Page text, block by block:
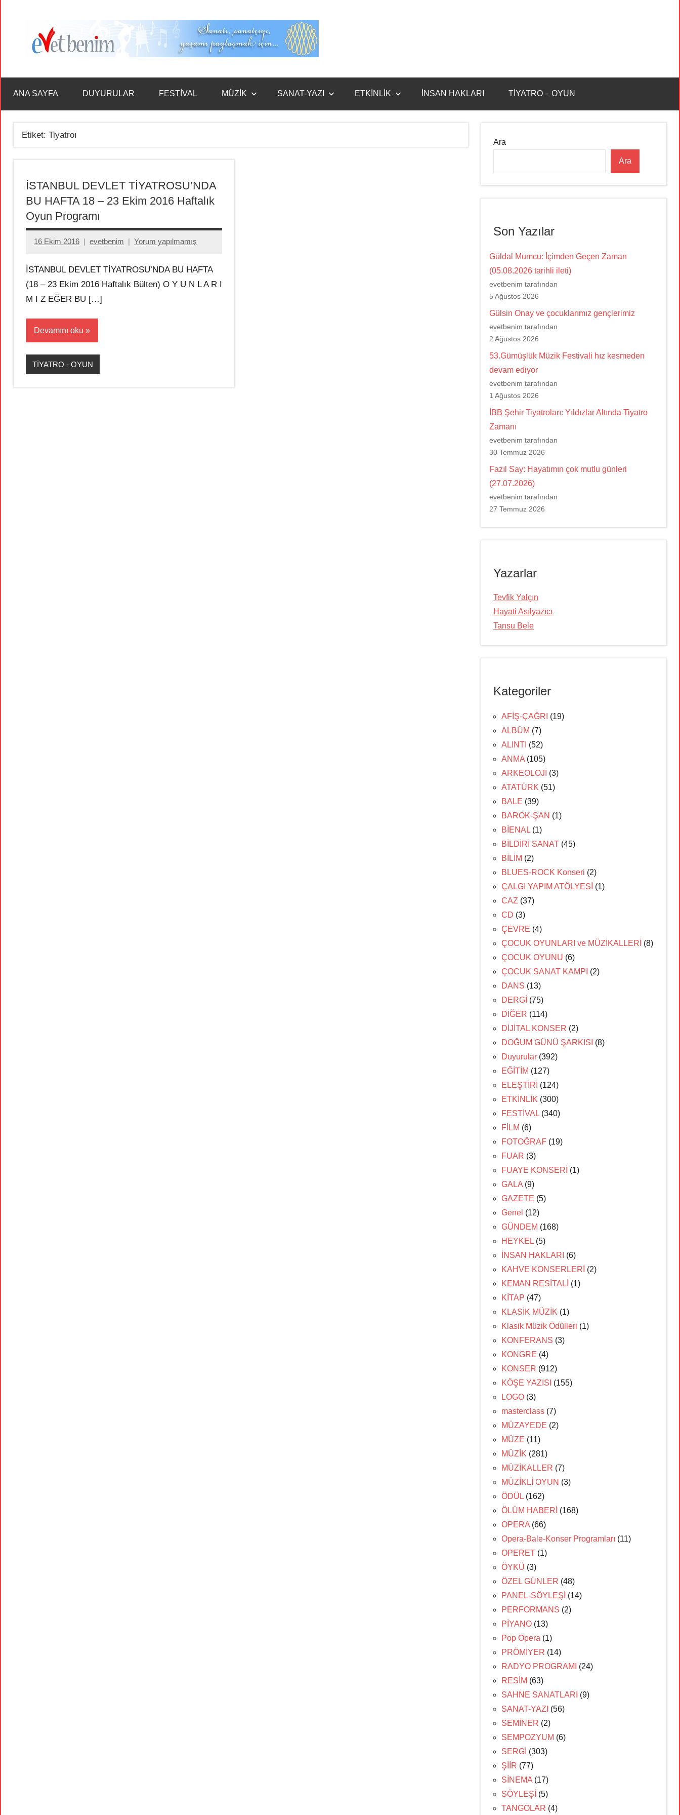
Benim
ANA SAYFA DUYURULAR FESTİVAL MÜZİK SANAT-YAZI ETKİNLİK İNSAN HAKLARI TİYATRO – OYUN
Etiket: Tiyatroı
İSTANBUL DEVLET TİYATROSU’NDA
BU HAFTA 18 – 23 Ekim 2016 Haftalık
Oyun Programı
16 Ekim 2016 evetbenim Yorum yapılmamış
İSTANBUL DEVLET TİYATROSU’NDA BU HAFTA
(18 – 23 Ekim 2016 Haftalık Bülten) O Y U N L A R I
M I Z EĞER BU […]
Devamını oku
TİYATRO - OYUN
Ara
Ara
Son Yazılar
Güldal Mumcu: İçimden Geçen Zaman
(05.08.2026 tarihli ileti)
evetbenim tarafından
5 Ağustos 2026
Gülsin Onay ve çocuklarımız gençlerimiz
evetbenim tarafından
2 Ağustos 2026
53.Gümüşlük Müzik Festivali hız kesmeden
devam ediyor
evetbenim tarafından
1 Ağustos 2026
İBB Şehir Tiyatroları: Yıldızlar Altında Tiyatro
Zamanı
evetbenim tarafından
30 Temmuz 2026
Fazıl Say: Hayatımın çok mutlu günleri
(27.07.2026)
evetbenim tarafından
27 Temmuz 2026
Yazarlar
Tevfik Yalçın
Hayati Asılyazıcı
Tansu Bele
Kategoriler
AFİŞ-ÇAĞRI (19)
ALBÜM (7)
ALINTI (52)
ANMA (105)
ARKEOLOJİ (3)
ATATÜRK (51)
BALE (39)
BAROK-ŞAN (1)
BİENAL (1)
BİLDİRİ SANAT (45)
BİLİM (2)
BLUES-ROCK Konseri (2)
ÇALGI YAPIM ATÖLYESİ (1)
CAZ (37)
CD (3)
ÇEVRE (4)
ÇOCUK OYUNLARI ve MÜZİKALLERİ (8)
ÇOCUK OYUNU (6)
ÇOCUK SANAT KAMPI (2)
DANS (13)
DERGİ (75)
DİĞER (114)
DİJİTAL KONSER (2)
DOĞUM GÜNÜ ŞARKISI (8)
Duyurular (392)
EĞİTİM (127)
ELEŞTİRİ (124)
ETKİNLİK (300)
FESTİVAL (340)
FİLM (6)
FOTOĞRAF (19)
FUAR (3)
FUAYE KONSERİ (1)
GALA (9)
GAZETE (5)
Genel (12)
GÜNDEM (168)
HEYKEL (5)
İNSAN HAKLARI (6)
KAHVE KONSERLERİ (2)
KEMAN RESİTALİ (1)
KİTAP (47)
KLASİK MÜZİK (1)
Klasik Müzik Ödülleri (1)
KONFERANS (3)
KONGRE (4)
KONSER (912)
KÖŞE YAZISI (155)
LOGO (3)
masterclass (7)
MÜZAYEDE (2)
MÜZE (11)
MÜZİK (281)
MÜZİKALLER (7)
MÜZİKLİ OYUN (3)
ÖDÜL (162)
ÖLÜM HABERİ (168)
OPERA (66)
Opera-Bale-Konser Programları (11)
OPERET (1)
ÖYKÜ (3)
ÖZEL GÜNLER (48)
PANEL-SÖYLEŞİ (14)
PERFORMANS (2)
PİYANO (13)
Pop Opera (1)
PRÖMİYER (14)
RADYO PROGRAMI
(24)
RESİM (63)
SAHNE SANATLARI (9)
SANAT-YAZI (56)
SEMİNER (2)
SEMPOZYUM (6)
SERGİ (303)
ŞİİR (77)
SİNEMA (17)
SÖYLEŞİ (5)
TANGOLAR (4)